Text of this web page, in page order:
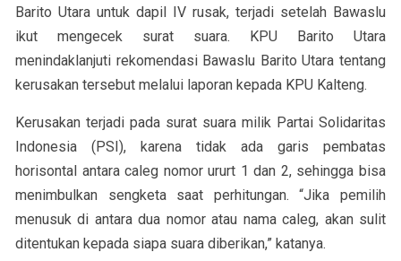
Barito Utara untuk dapil IV rusak, terjadi setelah Bawaslu
ikut mengecek surat suara. KPU Barito Utara
menindaklanjuti rekomendasi Bawaslu Barito Utara tentang
kerusakan tersebut melalui laporan kepada KPU Kalteng.
Kerusakan terjadi pada surat suara milik Partai Solidaritas
Indonesia (PSI), karena tidak ada garis pembatas
horisontal antara caleg nomor ururt 1 dan 2, sehingga bisa
menimbulkan sengketa saat perhitungan. “Jika pemilih
menusuk di antara dua nomor atau nama caleg, akan sulit
ditentukan kepada siapa suara diberikan,” katanya.